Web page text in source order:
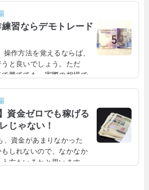
習ならデモトレード
作方法を覚えるならば、
と良いでしょう。ただ
勝てても、実際の相場で
の操作方法を学ぶなら
が最適FXの操作方法を学ぶ
ードが最適です。デモトレ
際のトレードと操作方法
ツール操作を学ぶなら
十分でしょう。FX初心者
わからないこともあると
資金ゼロでも稼げる
じゃない！
、資金があまりなかった
しれないので、なかなか
方もいるかと思います。